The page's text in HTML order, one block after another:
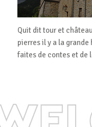
Quit dit tour et
pierres il y a la
faites de contes et de